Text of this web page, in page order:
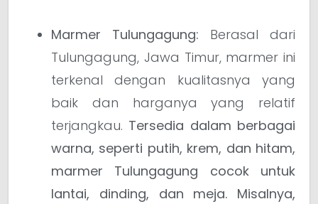
Marmer Tulungagung: Berasal dari
Tulungagung, Jawa Timur, marmer ini
terkenal dengan kualitasnya yang
baik dan harganya yang relatif
terjangkau. Tersedia dalam berbagai
warna, seperti putih, krem, dan hitam,
marmer Tulungagung cocok untuk
lantai, dinding, dan meja. Misalnya,